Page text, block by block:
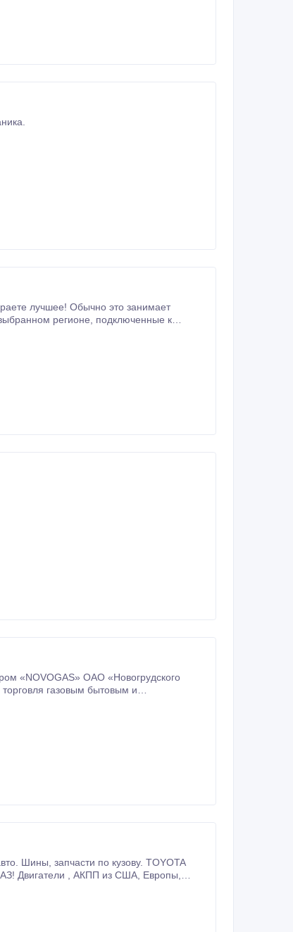
а/м Форд-Галакси 1996 г/в. 2, 0м3, механика.
подключенные к
«NOVOGAS» ОАО «Новогрудского